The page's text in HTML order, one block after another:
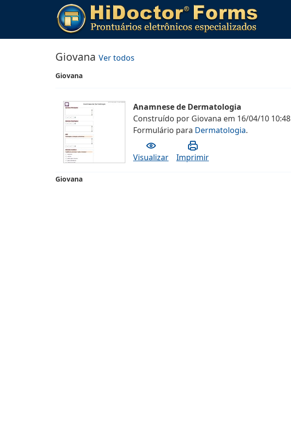
Giovana Ver todos
Giovana
Anamnese de Dermatologia
Construído por Giovana em 16/04/10 10:48
Formulário para Dermatologia.
Visualizar Imprimir
Giovana